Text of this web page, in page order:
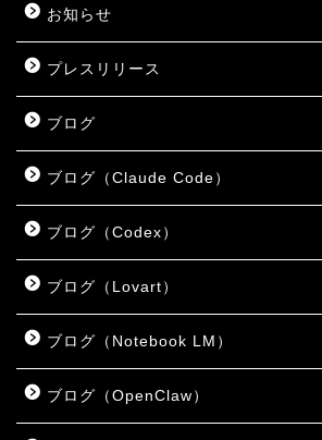
お知らせ
プレスリリース
ブログ
ブログ（Claude Code）
ブログ（Codex）
ブログ（Lovart）
ブログ（Notebook LM）
ブログ（OpenClaw）